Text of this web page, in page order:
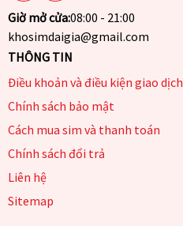
Giờ mở cửa:08:00 - 21:00
khosimdaigia@gmail.com
THÔNG TIN
Điều khoản và điều kiện giao dịch
Chính sách bảo mật
Cách mua sim và thanh toán
Chính sách đổi trả
Liên hệ
Sitemap